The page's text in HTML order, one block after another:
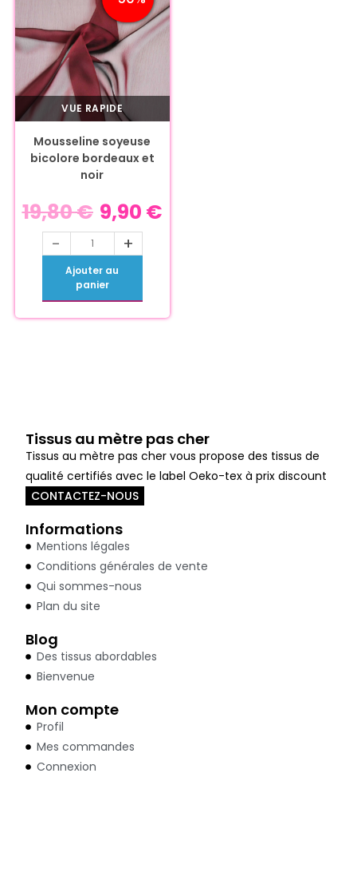
VUE RAPIDE
Mousseline soyeuse
bicolore bordeaux et
noir
19,80€ 9,90 €
- +
Ajouter au
panier
Tissus au mètre pas cher
Tissus au mètre pas cher vous propose des tissus de
qualité certifiés avec le label Oeko-tex à prix discount
CONTACTEZ-NOUS
Informations
Mentions légales
Conditions générales de vente
Qui sommes-nous
Plan du site
Blog
Des tissus abordables
Bienvenue
Mon compte
Profil
Mes commandes
Connexion